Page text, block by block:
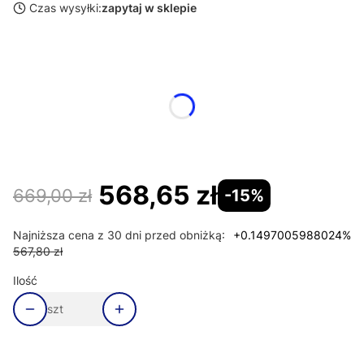
Czas wysyłki:zapytaj w sklepie
669,00 zł 568,65 zł -15%
Najniższa cena z 30 dni przed obniżką:
567,80 zł
+0.1497005988024%
Ilość
szt